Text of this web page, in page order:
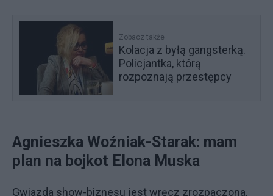
Zobacz także
Kolacja z byłą gangsterką.
Policjantka, którą
rozpoznają przestępcy
Agnieszka Woźniak-Starak: mam
plan na bojkot Elona Muska
Gwiazda show-biznesu jest wręcz zrozpaczona,